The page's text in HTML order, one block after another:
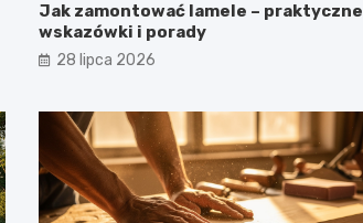
Jak zamontować lamele – praktyczne
wskazówki i porady
28 lipca 2026